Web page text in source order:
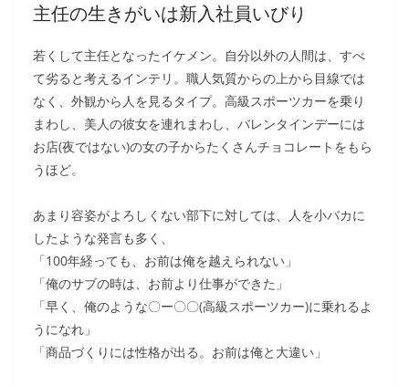
主任の生きがいは新入社員いびり
若くして主任となったイケメン。自分以外の人間は、すべ
て劣ると考えるインテリ。職人気質からの上から目線では
なく、外観から人を見るタイプ。高級スポーツカーを乗り
まわし、美人の彼女を連れまわし、バレンタインデーには
お店(夜ではない)の女の子からたくさんチョコレートをもら
うほど。
あまり容姿がよろしくない部下に対しては、人を小バカに
したような発言も多く、
「100年経っても、お前は俺を越えられない」
「俺のサブの時は、お前より仕事ができた」
「早く、俺のような〇ー〇〇(高級スポーツカー)に乗れるよ
うになれ」
「商品づくりには性格が出る。お前は俺と大違い」